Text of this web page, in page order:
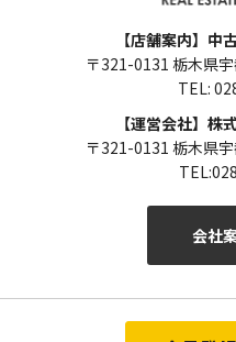
【店舗案内】中
〒321-0131 栃木県
TEL:
【運営会社】株
〒321-0131 栃木県
会社